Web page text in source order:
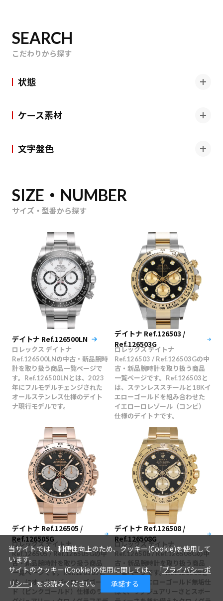
SEARCH
こだわりから探す
状態
ケース素材
文字盤色
SIZE・NUMBER
サイズ・型番から探す
デイトナ Ref.126500LN
ロレックス デイトナ
Ref.126500LNの中古・新品腕時
計を取り扱う商品一覧ページで
す。Ref.126500LNとは、2023
年にフルモデルチェンジされた
オールステンレス仕様のデイト
ナ現行モデルです。
デイトナ Ref.126503 /
Ref.126503G
ロレックス デイトナ
Ref.126503 / Ref.126503Gの中
古・新品腕時計を取り扱う商品
一覧ページです。Ref.126503と
は、ステンレススチールと18Kイ
エローゴールドを組み合わせた
イエローロレゾール（コンビ）
仕様のデイトナです。
デイトナ Ref.126505 /
Ref.126505G
ロレックス デイトナ
Ref.126505 / Ref.126505Gの中
古・新品腕時計を取り扱う商品
一覧ページです。Ref.126505と
は、にオールエバーローズゴール
ド（ピンクゴールド）仕様のラ
デイトナ Ref.126508 /
Ref.126508G
ロレックス デイトナ
Ref.126508 / Ref.126508Gの中
古・新品腕時計を取り扱う商品
一覧ページです。Ref.126508と
は、18Kイエローゴールド無垢仕
様で、ラグジュアリーさとスポー
当サイトでは、利便性向上のため、クッキー(Cookie)を使用して
います。
サイトのクッキー(Cookie)の使用に関しては、「プライバシーポ
リシー」をお読みください。 承諾する